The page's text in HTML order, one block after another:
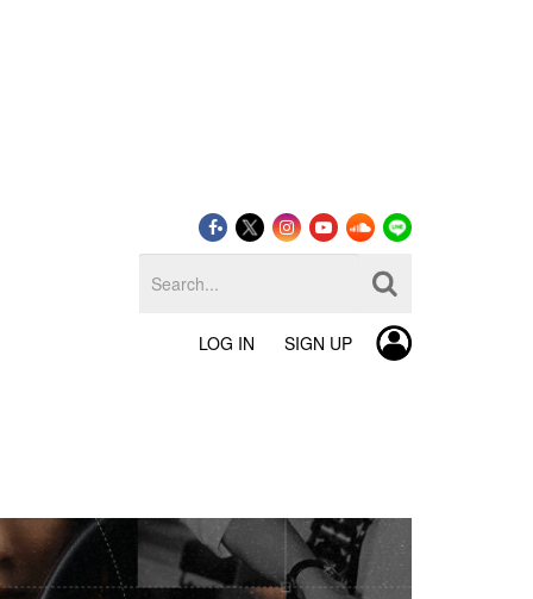
LOG IN SIGN UP